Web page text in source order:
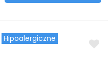
Hipoalergiczne